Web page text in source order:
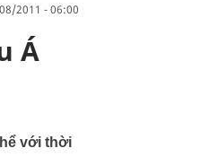
2011 - 06:00
Á
với thời